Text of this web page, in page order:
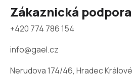
Zákaznická podpora
+420 774 786 154
info@gael.cz
Nerudova 174/46, Hradec Králové